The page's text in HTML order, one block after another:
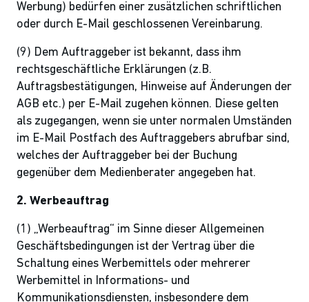
Werbung) bedürfen einer zusätzlichen schriftlichen
oder durch E-Mail geschlossenen Vereinbarung.
(9) Dem Auftraggeber ist bekannt, dass ihm
rechtsgeschäftliche Erklärungen (z.B.
Auftragsbestätigungen, Hinweise auf Änderungen der
AGB etc.) per E-Mail zugehen können. Diese gelten
als zugegangen, wenn sie unter normalen Umständen
im E-Mail Postfach des Auftraggebers abrufbar sind,
welches der Auftraggeber bei der Buchung
gegenüber dem Medienberater angegeben hat.
2. Werbeauftrag
(1) „Werbeauftrag“ im Sinne dieser Allgemeinen
Geschäftsbedingungen ist der Vertrag über die
Schaltung eines Werbemittels oder mehrerer
Werbemittel in Informations- und
Kommunikationsdiensten, insbesondere dem